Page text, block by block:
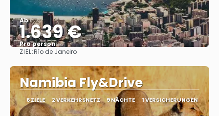
Ab
1.639 €
Pro person
ZIEL:Río de Janeiro
Namibia Fly&Drive
6 ZIELE 2 VERKEHRSNETZ 9 NÄCHTE 1 VERSICHERUNGEN